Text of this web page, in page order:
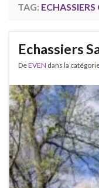
TAG:
Echassiers
DeEVEN dans la